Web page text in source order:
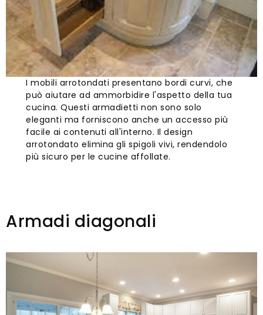
I mobili arrotondati presentano bordi curvi, che
può aiutare ad ammorbidire l'aspetto della tua
cucina. Questi armadietti non sono solo
eleganti ma forniscono anche un accesso più
facile ai contenuti all'interno. Il design
arrotondato elimina gli spigoli vivi, rendendolo
più sicuro per le cucine affollate.
Armadi diagonali